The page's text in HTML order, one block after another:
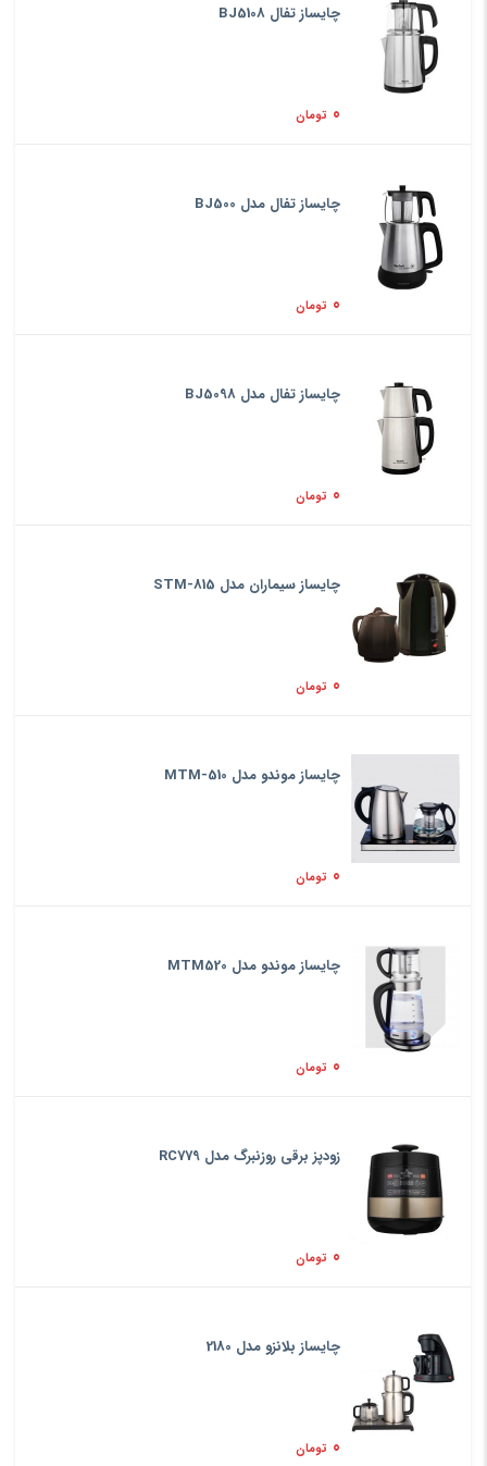
چایساز تفال BJ5108
0 تومان
چایساز تفال مدل BJ500
0 تومان
چایساز تفال مدل BJ5098
0 تومان
چایساز سیماران مدل STM-815
0 تومان
چایساز موندو مدل MTM-510
0 تومان
چایساز موندو مدل MTM520
0 تومان
زودپز برقی روزنبرگ مدل RC779
0 تومان
چایساز بلانزو مدل 2180
0 تومان